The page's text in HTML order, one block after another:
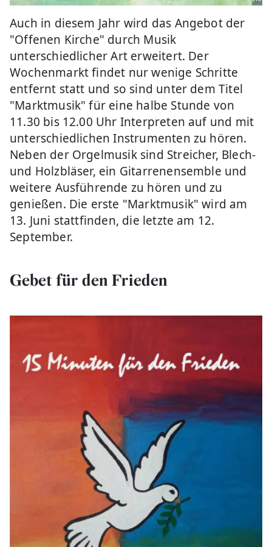
Auch in diesem Jahr wird das Angebot der
"Offenen Kirche" durch Musik
unterschiedlicher Art erweitert. Der
Wochenmarkt findet nur wenige Schritte
entfernt statt und so sind unter dem Titel
"Marktmusik" für eine halbe Stunde von
11.30 bis 12.00 Uhr Interpreten auf und mit
unterschiedlichen Instrumenten zu hören.
Neben der Orgelmusik sind Streicher, Blech-
und Holzbläser, ein Gitarrenensemble und
weitere Ausführende zu hören und zu
genießen. Die erste "Marktmusik" wird am
13. Juni stattfinden, die letzte am 12.
September.
Gebet für den Frieden